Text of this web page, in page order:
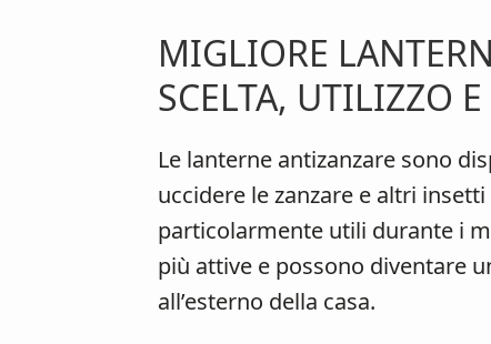
MIGLIORE
SCELTA, UTILIZZO
Le lanterne antizanzare sono
uccidere le zanzare e altri
particolarmente utili durante i
più attive e possono diventare
all’esterno della casa.